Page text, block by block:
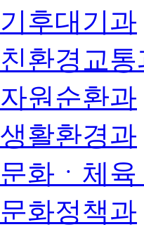
기후대기과
친환경교통
자원순환과
생활환경과
문화ㆍ체
문화정책과